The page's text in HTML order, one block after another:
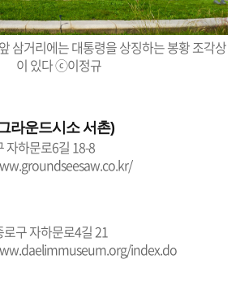
삼거리에는 대통령을 상징하는 봉황 조각상
이 있다 ⓒ이정규
라운드시소 서촌)
자하문로6길 18-8
구 자하문로4길 21
index.do